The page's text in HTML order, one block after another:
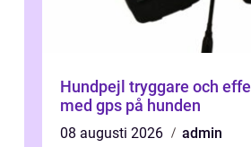
Hundpejl tryggare och effektivare jakt
med gps på hunden
08 augusti 2026 admin